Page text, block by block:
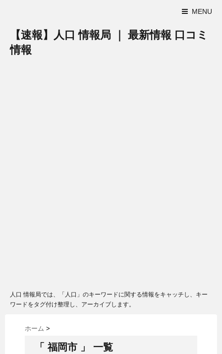
MENU
【速報】人口 情報局 ｜ 最新情報 口コミ
情報
人口 情報局では、「人口」のキーワードに関する情報をキャッチし、キー
ワードをタグ付け整理し、アーカイブします。
ホーム >
「 福岡市 」 一覧